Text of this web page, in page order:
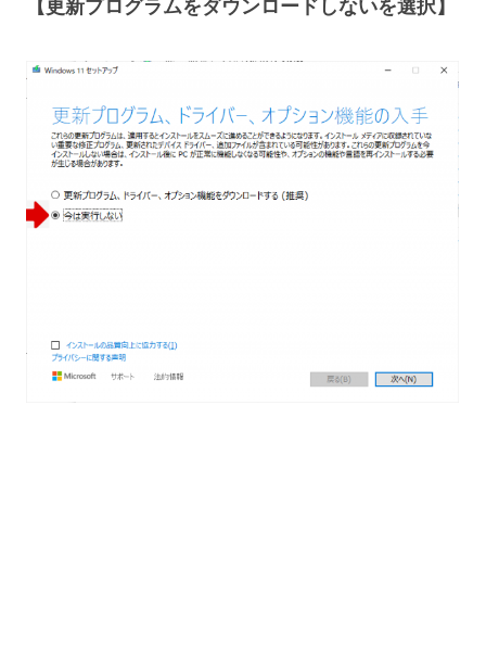
【更新プログラムをダウンロードしないを選択】